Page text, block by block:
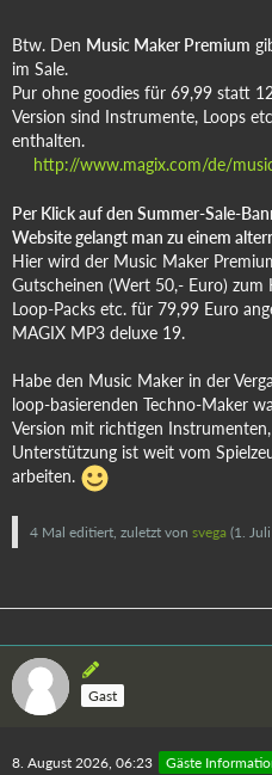
Btw. Den Music Maker Premium
im Sale.
Pur ohne goodies für 69,99 statt
Version sind Instrumente, Loops
enthalten.
http://www.magix.com/de/
Per Klick auf den Summer-Sale-
Website gelangt man zu einem
Hier wird der Music Maker
Gutscheinen (Wert 50,- Euro) zum
Loop-Packs etc. für 79,99 Euro
MAGIX MP3 deluxe 19.
Habe den Music Maker in der
loop-basierenden Techno-Maker
Version mit richtigen
Unterstützung ist weit vom
arbeiten.
4 Mal editiert, zuletzt von svega (1.
Gast
8. August 2026, 06:23 Gäste